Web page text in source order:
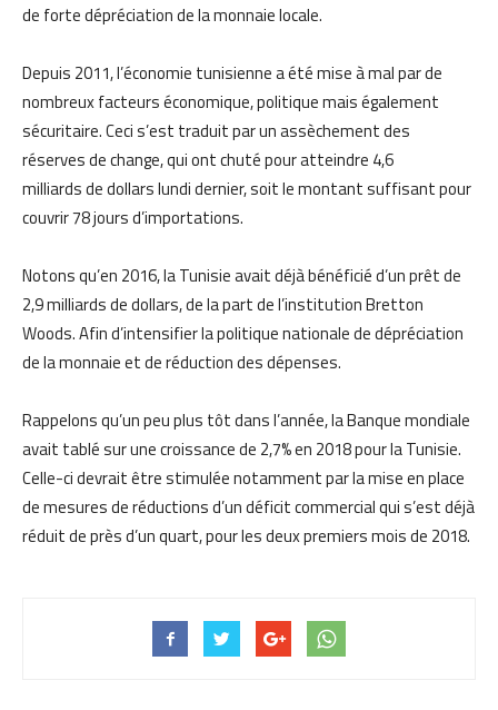
de forte dépréciation de la monnaie locale.
Depuis 2011, l’économie tunisienne a été mise à mal par de
nombreux facteurs économique, politique mais également
sécuritaire. Ceci s’est traduit par un assèchement des
réserves de change, qui ont chuté pour atteindre 4,6
milliards de dollars lundi dernier, soit le montant suffisant pour
couvrir 78 jours d’importations.
Notons qu’en 2016, la Tunisie avait déjà bénéficié d’un prêt de
2,9 milliards de dollars, de la part de l’institution Bretton
Woods. Afin d’intensifier la politique nationale de dépréciation
de la monnaie et de réduction des dépenses.
Rappelons qu’un peu plus tôt dans l’année, la Banque mondiale
avait tablé sur une croissance de 2,7% en 2018 pour la Tunisie.
Celle-ci devrait être stimulée notamment par la mise en place
de mesures de réductions d’un déficit commercial qui s’est déjà
réduit de près d’un quart, pour les deux premiers mois de 2018.